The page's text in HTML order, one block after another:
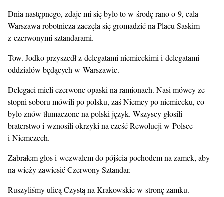
Dnia następnego, zdaje mi się było to w środę rano o 9, cała
Warszawa robotnicza zaczęła się gromadzić na Placu Saskim
z czerwonymi sztandarami.
Tow. Jodko przyszedł z delegatami niemieckimi i delegatami
oddziałów będących w Warszawie.
Delegaci mieli czerwone opaski na ramionach. Nasi mówcy ze
stopni soboru mówili po polsku, zaś Niemcy po niemiecku, co
było znów tłumaczone na polski język. Wszyscy głosili
braterstwo i wznosili okrzyki na cześć Rewolucji w Polsce
i Niemczech.
Zabrałem głos i wezwałem do pójścia pochodem na zamek, aby
na wieży zawiesić Czerwony Sztandar.
Ruszyliśmy ulicą Czystą na Krakowskie w stronę zamku.